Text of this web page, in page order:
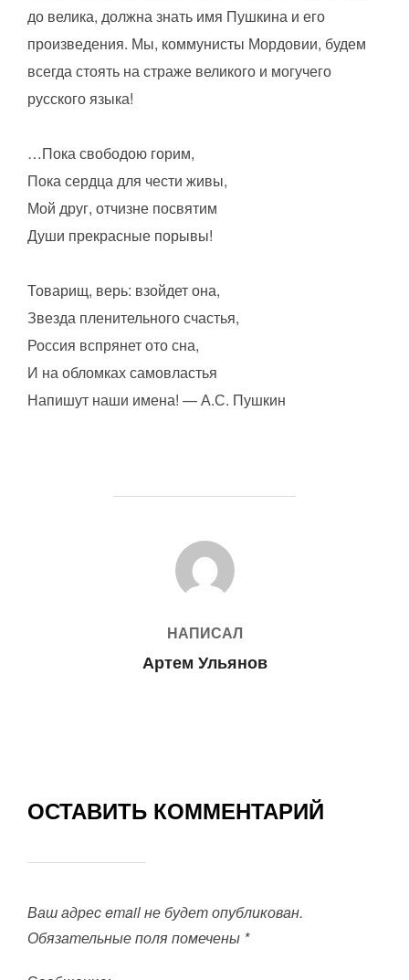
до велика, должна знать имя Пушкина и его
произведения. Мы, коммунисты Мордовии, будем
всегда стоять на страже великого и могучего
русского языка!
…Пока свободою горим,
Пока сердца для чести живы,
Мой друг, отчизне посвятим
Души прекрасные порывы!
Товарищ, верь: взойдет она,
Звезда пленительного счастья,
Россия вспрянет ото сна,
И на обломках самовластья
Напишут наши имена! — А.С. Пушкин
АВТОР ЗАПИСИ
НАПИСАЛ
Артем Ульянов
ОСТАВИТЬ КОММЕНТАРИЙ
Ваш адрес email не будет опубликован.
Обязательные поля помечены *